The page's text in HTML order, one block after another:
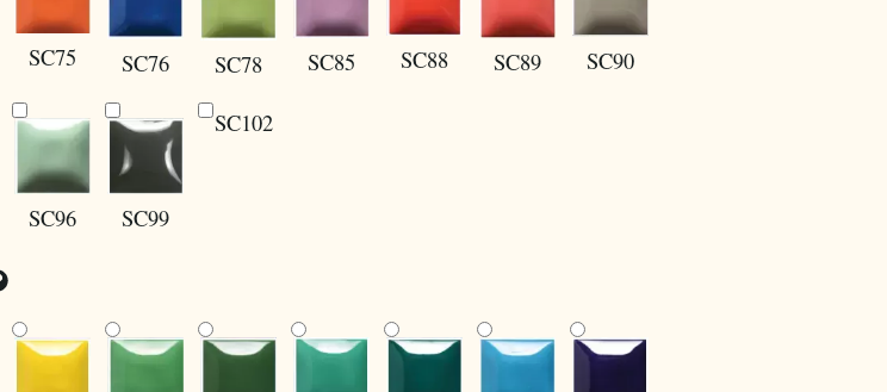
SC75 SC76 SC78 SC85 SC88 SC89 SC90
SC96 SC99
SC102